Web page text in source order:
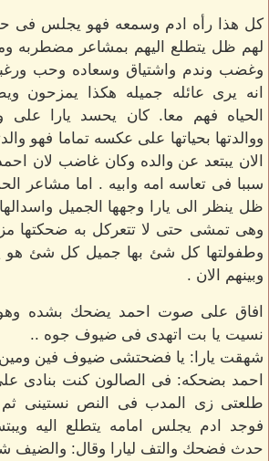
كل هذا رأه ادم وسمعه فهو يجلس فى
لهم ظل يتطلع اليهم بمشاعر مضطربه
وغضب وندم واشتياق وسعاده وحب
انه يرى عائله جميله هكذا يمزحون
الحياه فهم معا. كان يحسد يارا
ووالدتها بحياتها على عكسه تماما فهو
الان يبتعد عن والده وكان غاضب لان
سببا فى تعاسه امه وابيه . اما مشاعر
ظل ينظر الى يارا وجهها الجميل
وهى تمشى حتى لا تتعركل به ضحكتها
وطفولتها كل شئ بها جميل كل شئ هو
وبينهم الان .
افاق على صوت احمد يضحك بشده وهو
نسيت يا بت اتهدى فى ضيوف جوه ..
شهقت يارا: يا فضحتشى ضيوف فين
احمد بضحكه: فى الصالون كنت بنادى
طلعتى زى المدب فى النص نستينى ثم
فوجد ادم يجلس امامه يتطلع اليه
حدث فضحك والتف ليارا وقال: والضيف